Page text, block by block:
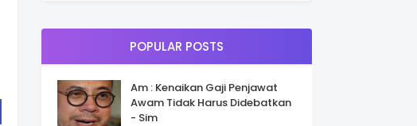
POPULAR POSTS
Am : Kenaikan Gaji Penjawat
Awam Tidak Harus Didebatkan
- Sim